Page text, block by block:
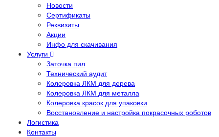
Новости
Сертификаты
Реквизиты
Акции
Инфо для скачивания
Услуги
Заточка пил
Технический аудит
Колеровка ЛКМ для дерева
Колеровка ЛКМ для металла
Колеровка красок для упаковки
Восстановление и настройка покрасочных роботов
Логистика
Контакты